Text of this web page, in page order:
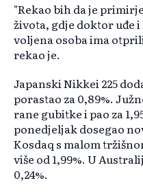
"Rekao bih da je
života, gdje doktor uđe
voljena osoba ima
rekao je.
Japanski Nikkei 225
porastao za 0,89%.
rane gubitke i pao za
ponedjeljak dosegao
Kosdaq s malom
više od 1,99%. U
0,24%.